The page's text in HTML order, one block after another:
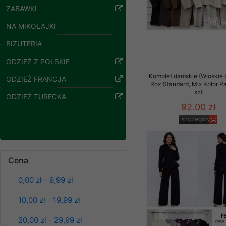
ZABAWKI
NA MIKOŁAJKI
BIŻUTERIA
ODZIEŻ Z POLSKIE
ODZIEŻ FRANCJA
ODZIEŻ TURECKA
Cena
0,00 zł - 9,99 zł
10,00 zł - 19,99 zł
20,00 zł - 29,99 zł
61.00 zł
Komplet damskie (Włoskie
Roz Standard, Mix Kolor
szt
92.00 zł
szczegóły
Klientów zezwolenia
ochronie danych
serwerach
Sklep nie przekazuje,
prawa organów
Nasz Sklep
przez nasz serwer i
jego indywidualnych
opcję przyjmowania
może wpłynąć na
Klienta przechowują
• sesji
• ostatnio